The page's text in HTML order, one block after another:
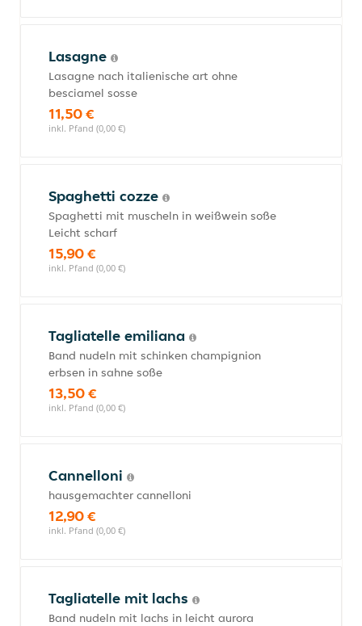
Lasagne
Lasagne nach italienische art ohne
besciamel sosse
11,50 €
inkl. Pfand (0,00 €)
Spaghetti cozze
Spaghetti mit muscheln in weißwein soße
Leicht scharf
15,90 €
inkl. Pfand (0,00 €)
Tagliatelle emiliana
Band nudeln mit schinken champignion
erbsen in sahne soße
13,50 €
inkl. Pfand (0,00 €)
Cannelloni
hausgemachter cannelloni
12,90 €
inkl. Pfand (0,00 €)
Tagliatelle mit lachs
Band nudeln mit lachs in leicht aurora